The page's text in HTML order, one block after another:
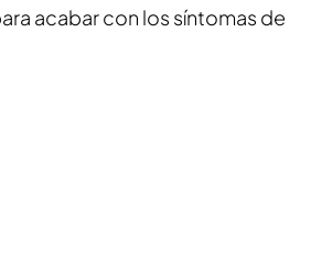
acabar con los síntomas de